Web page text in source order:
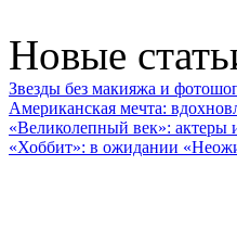
Новые
Звезды без макияжа и
Американская мечта:
«Великолепный век»: актеры
«Хоббит»: в ожидании